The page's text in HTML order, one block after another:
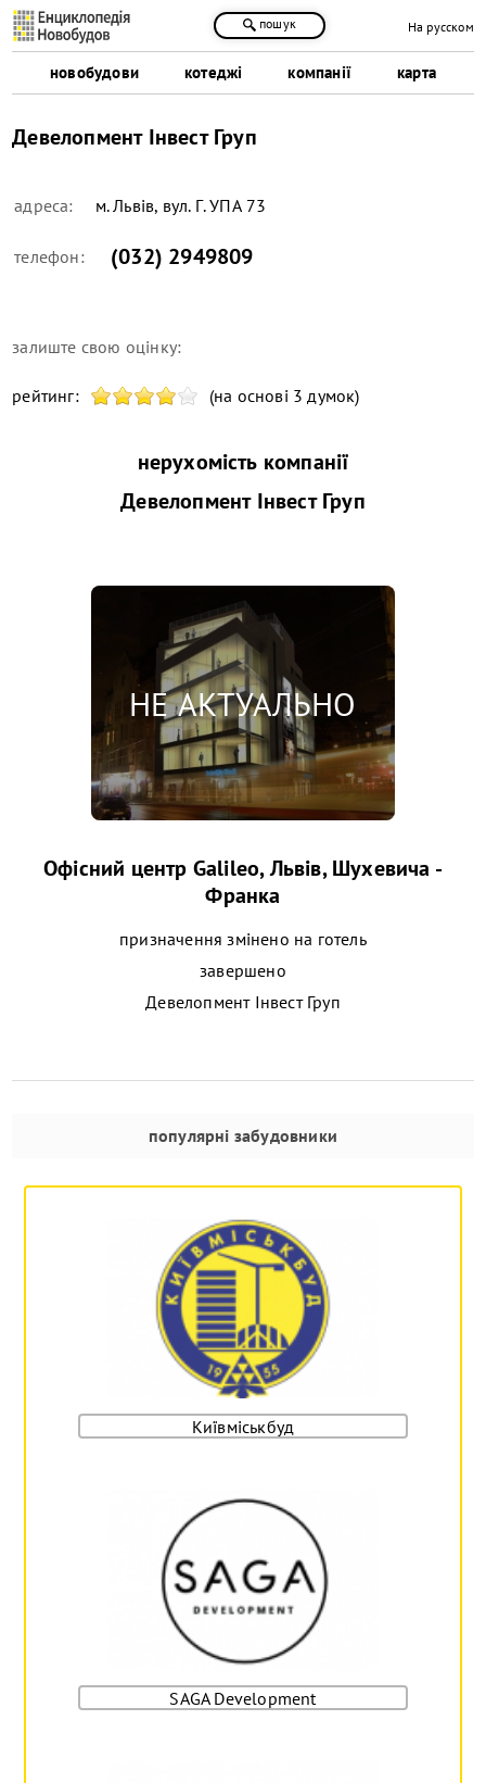
новобудови котеджі компанії карта
пошук На русском
Девелопмент Інвест Груп
адреса: м. Львів, вул. Г. УПА 73
телефон: (032) 2949809
залиште свою оцінку:
рейтинг: (на основі 3 думок)
нерухомість компанії
Девелопмент Інвест Груп
Офісний центр Galileo, Львів, Шухевича -
Франка
призначення змінено на готель
завершено
Девелопмент Інвест Груп
популярні забудовники
Київміськбуд
SAGA Development